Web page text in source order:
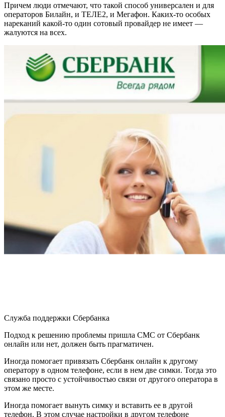
Причем люди отмечают, что такой способ универсален и для
операторов Билайн, и ТЕЛЕ2, и Мегафон. Каких-то особых
нареканий какой-то один сотовый провайдер не имеет —
жалуются на всех.
Служба поддержки Сбербанка
Подход к решению проблемы пришла СМС от Сбербанк
онлайн или нет, должен быть прагматичен.
Иногда помогает привязать Сбербанк онлайн к другому
оператору в одном телефоне, если в нем две симки. Тогда это
связано просто с устойчивостью связи от другого оператора в
этом же месте.
Иногда помогает вынуть симку и вставить ее в другой
телефон. В этом случае настройки в другом телефоне